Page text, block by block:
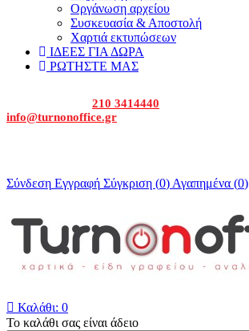
Οργάνωση αρχείου
Συσκευασία & Αποστολή
Χαρτιά εκτυπώσεων
ΙΔΕΕΣ ΓΙΑ ΔΩΡΑ
ΡΩΤΗΣΤΕ ΜΑΣ
210 3414440
info@turnonoffice.gr
Σύνδεση Εγγραφή Σύγκριση (0)Αγαπημένα (0)
 Καλάθι: 0
Το καλάθι σας είναι άδειο